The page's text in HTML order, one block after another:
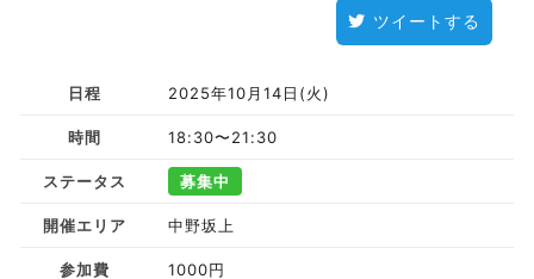
ツイートする
日程 2025年10月14日(火)
時間 18:30〜21:30
ステータス 募集中
開催エリア 中野坂上
参加費 1000円